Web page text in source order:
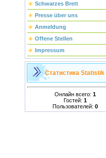
Schwarzes Brett
Presse über uns
Anmeldung
Offene Stellen
Impressum
Статистика Statistik
Онлайн всего: 1
Гостей: 1
Пользователей: 0